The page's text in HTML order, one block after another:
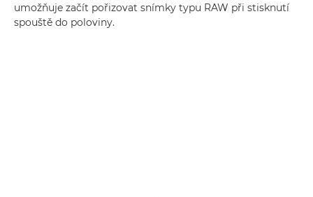
umožňuje začít pořizovat snímky typu RAW při stisknutí
spouště do poloviny.